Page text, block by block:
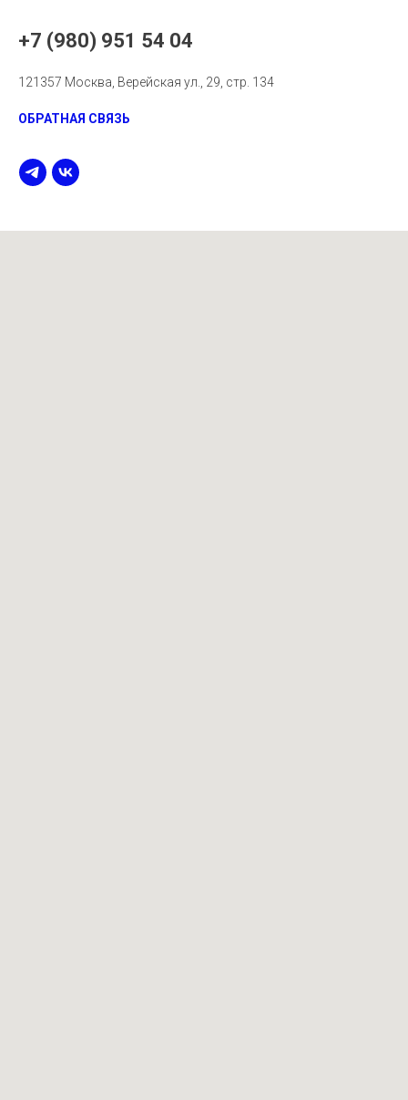
+7 (980) 951 54 04
121357 Москва, Верейская ул., 29, стр. 134
ОБРАТНАЯ СВЯЗЬ